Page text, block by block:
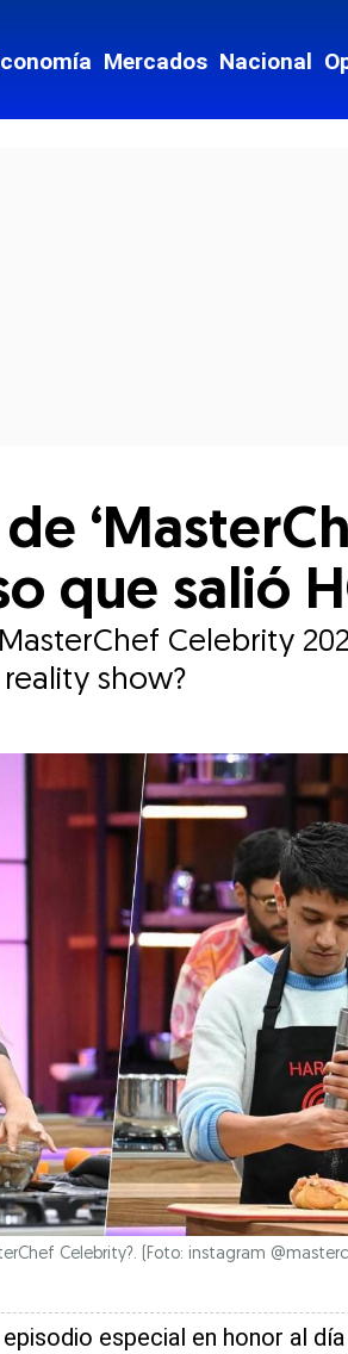
Mercados Nacional
que salió
Celebrity
show?
Twitter
global.social-whatsapp
Celebrity?. (Foto: instagram
especial en honor al